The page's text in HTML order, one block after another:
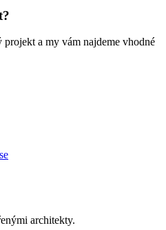
a my vám najdeme vhodné
architekty.